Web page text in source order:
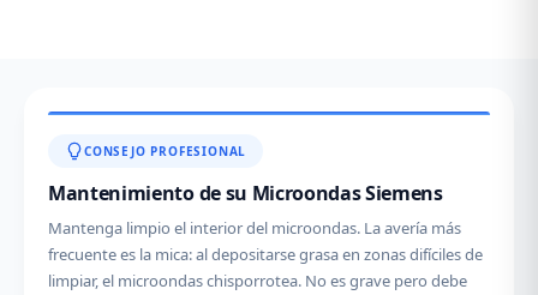
CONSEJO PROFESIONAL
Mantenimiento de su Microondas Siemens
Mantenga limpio el interior del microondas. La avería más
frecuente es la mica: al depositarse grasa en zonas difíciles de
limpiar, el microondas chisporrotea. No es grave pero debe